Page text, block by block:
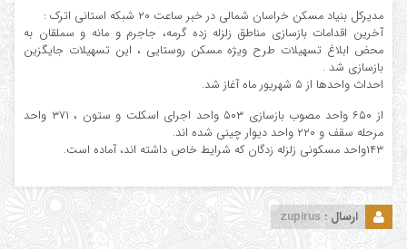
مدیرکل بنیاد مسکن خراسان شمالی در خبر ساعت ۲۰ شبکه استانی اترک :
آخرین اقدامات بازسازی مناطق زلزله زده گرمه، جاجرم و مانه و سملقان به
محض ابلاغ تسهیلات طرح ویژه مسکن روستایی ، این تسهیلات جایگزین
بازسازی شد .
احداث واحدها از ۵ شهریور ماه آغاز شد.
از ۶۵۰ واحد مصوب بازسازی ۵۰۳ واحد اجرای اسکلت و ستون ، ۳۷۱ واحد
مرحله سقف و ۲۲۰ واحد دیوار چینی شده اند.
۱۴۳واحد مسکونی زلزله زدگان که شرایط خاص داشته اند، آماده است.
ارسال : zupirus